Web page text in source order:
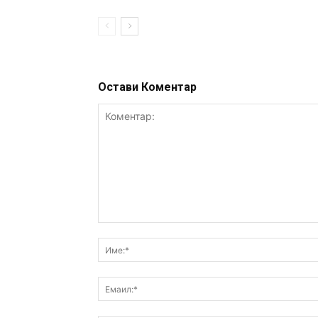
Остави Коментар